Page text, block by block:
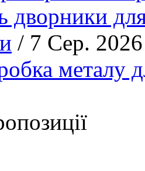
дворники
/ 7 Сер. 2026
металу